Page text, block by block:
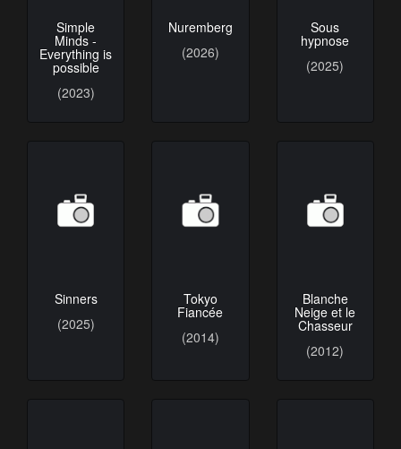
Simple
Minds -
Everything is
possible
(2023)
Nuremberg
(2026)
Sous
hypnose
(2025)
Sinners
(2025)
Fiancée
Blanche
Neige et le
Chasseur
(2012)